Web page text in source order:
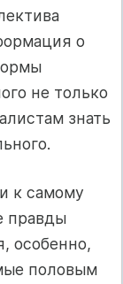
о
не только
знать
к самому
правды
особенно,
половым